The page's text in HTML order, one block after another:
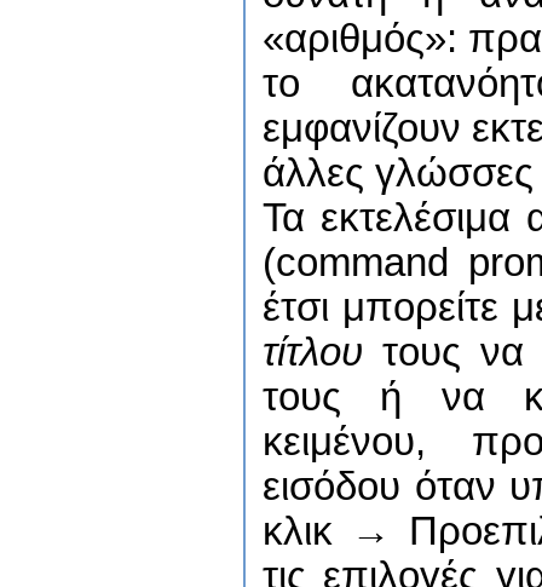
«αριθμός»:
το
εμφανίζουν
άλλες
Τα εκτελέσιμα
(command
έτσι μπορείτε
τίτλου τους να
τους ή να
κειμένου,
εισόδου όταν
κλικ →
τις επιλογές